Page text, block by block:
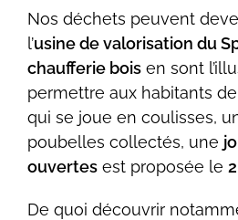
Nos déchets peuvent
l’usine de valorisation du
chaufferie bois en sont
permettre aux habitants
qui se joue en coulisses,
poubelles collectés, une
ouvertes est proposée le
De quoi découvrir